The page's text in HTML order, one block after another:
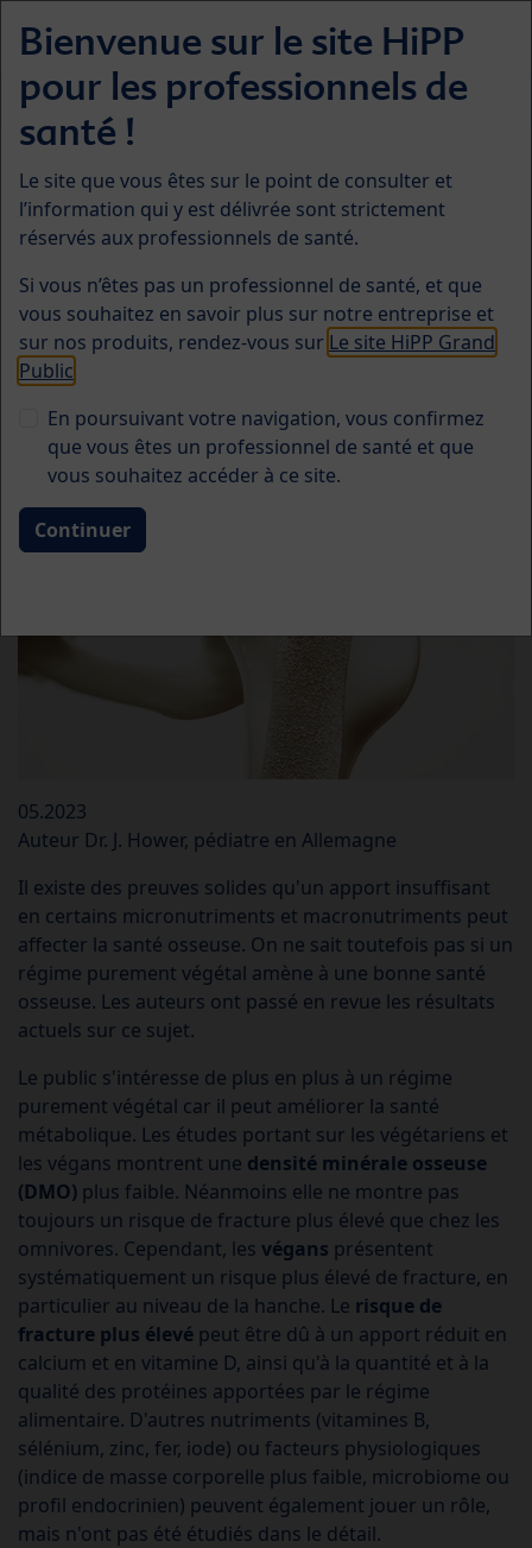
Menü
Alimentation infantile
Existe t'il un risque accru de
fracture chez les
végétariens et les vegans ?
05.2023
Auteur Dr. J. Hower, pédiatre en Allemagne
Il existe des preuves solides qu'un apport insuffisant
en certains micronutriments et macronutriments peut
affecter la santé osseuse. On ne sait toutefois pas si un
régime purement végétal amène à une bonne santé
osseuse. Les auteurs ont passé en revue les résultats
actuels sur ce sujet.
Le public s'intéresse de plus en plus à un régime
purement végétal car il peut améliorer la santé
métabolique. Les études portant sur les végétariens et
les végans montrent une densité minérale osseuse
(DMO) plus faible. Néanmoins elle ne montre pas
toujours un risque de fracture plus élevé que chez les
omnivores. Cependant, les végans présentent
systématiquement un risque plus élevé de fracture, en
particulier au niveau de la hanche. Le risque de
fracture plus élevé peut être dû à un apport réduit en
calcium et en vitamine D, ainsi qu'à la quantité et à la
qualité des protéines apportées par le régime
alimentaire. D'autres nutriments (vitamines B,
sélénium, zinc, fer, iode) ou facteurs physiologiques
(indice de masse corporelle plus faible, microbiome ou
profil endocrinien) peuvent également jouer un rôle,
mais n'ont pas été étudiés dans le détail.
Bienvenue sur le site HiPP
pour les professionnels de
santé !
Le site que vous êtes sur le point de consulter et
l’information qui y est délivrée sont strictement
réservés aux professionnels de santé.
Si vous n’êtes pas un professionnel de santé, et que
vous souhaitez en savoir plus sur notre entreprise et
sur nos produits, rendez-vous sur Le site HiPP Grand
Public
En poursuivant votre navigation, vous confirmez
que vous êtes un professionnel de santé et que
vous souhaitez accéder à ce site.